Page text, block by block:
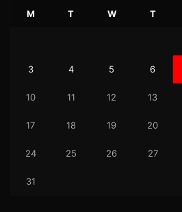
M T W T
3 4 5 6
10 11 12 13
17 18 19 20
24 25 26 27
31